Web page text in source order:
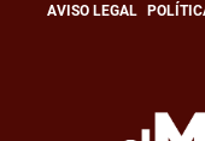
AVISO LEGAL